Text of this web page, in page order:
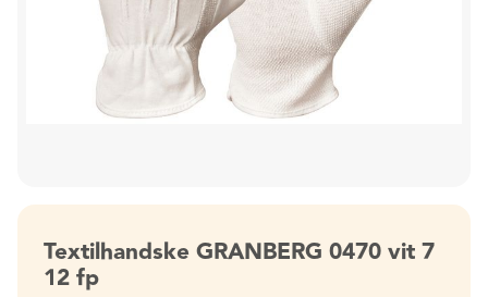
Textilhandske GRANBERG 0470 vit 7
12 fp